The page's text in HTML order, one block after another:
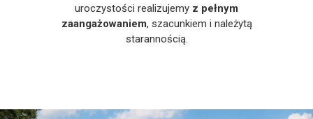
uroczystości realizujemy z pełnym
zaangażowaniem, szacunkiem i należytą
starannością.